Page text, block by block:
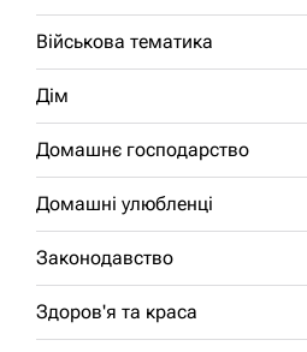
Військова тематика
Дім
Домашнє господарство
Домашні улюбленці
Законодавство
Здоров'я та краса